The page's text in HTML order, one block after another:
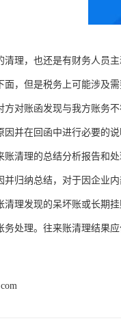
清理，也还是有财务人员
面，但是税务上可能涉及
方对账函发现与我方账务
因并在回函中进行必要的
账清理的总结分析报告和
并归纳总结，对于因企业
清理发现的呆坏账或长期
务处理。往来账清理结果